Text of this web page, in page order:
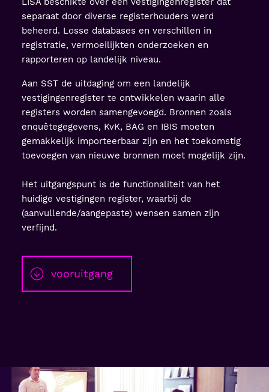
separaat door diverse registerhouders werd
beheerd. Losse databases en verschillen in
registratie, vermoeilijkten onderzoeken en
rapporteren op landelijk niveau.
Aan SST de uitdaging om een landelijk
vestigingenregister te ontwikkelen waarin alle
registers worden samengevoegd. Bronnen zoals
enquêtegegevens, KvK, BAG en IBIS moeten
gemakkelijk importeerbaar zijn en het toekomstig
toevoegen van nieuwe bronnen moet mogelijk zijn.
Het uitgangspunt is de functionaliteit van het
huidige vestigingen register, waarbij de
(aanvullende/aangepaste) wensen samen zijn
verfijnd.
vooruitgang